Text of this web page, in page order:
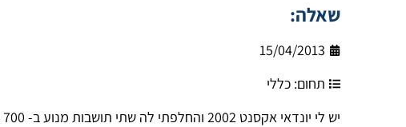
שאלה:
15/04/2013
תחום: כללי
יש לי יונדאי אקסנט 2002 והחלפתי לה שתי תושבות מנוע ב- 700 שקלים וכן גומיות שסטומים גם כן ב 700 שקלים. רציתי לדעת אם המחיר הוא מחיר סביר?